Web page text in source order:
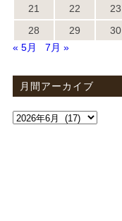
21
22 23
28
29
30
« 5月
7月 »
月間アーカイブ